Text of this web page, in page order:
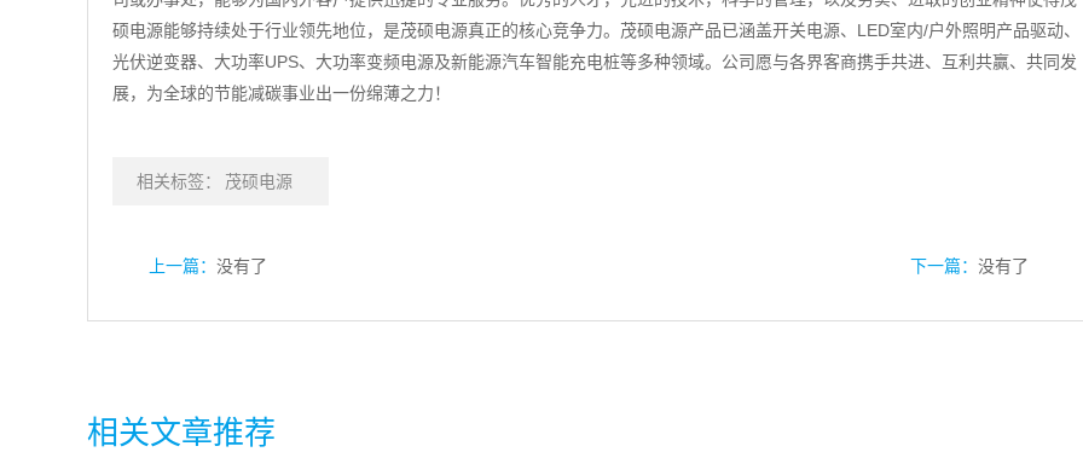
硕电源能够持续处于行业领先地位，是茂硕电源真正的核心竞争力。茂硕电源产品已涵盖开关电源、LED室内/户外照明产品驱动、
光伏逆变器、大功率UPS、大功率变频电源及新能源汽车智能充电桩等多种领域。公司愿与各界客商携手共进、互利共赢、共同发
展，为全球的节能减碳事业出一份绵薄之力！
相关标签： 茂硕电源
上一篇： 没有了 下一篇： 没有了
相关文章推荐